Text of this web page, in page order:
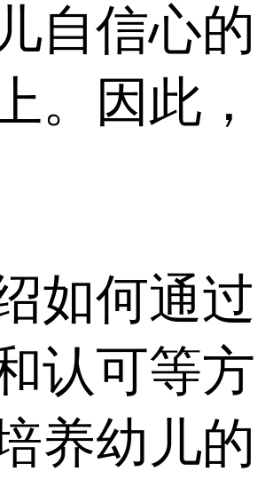
自信心的
。因此，
如何通过
认可等方
养幼儿的